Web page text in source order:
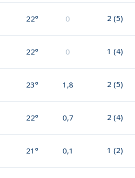
22° 0 2 (5)
22° 0 1 (4)
23° 1,8 2 (5)
22° 0,7 2 (4)
21° 0,1 1 (2)